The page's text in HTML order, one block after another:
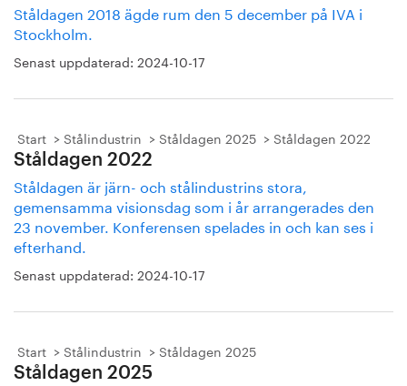
Ståldagen 2018 ägde rum den 5 december på IVA i
Stockholm.
Senast uppdaterad: 2024-10-17
Start Stålindustrin Ståldagen 2025 Ståldagen 2022
Ståldagen 2022
Ståldagen är järn- och stålindustrins stora,
gemensamma visionsdag som i år arrangerades den
23 november. Konferensen spelades in och kan ses i
efterhand.
Senast uppdaterad: 2024-10-17
Start Stålindustrin Ståldagen 2025
Ståldagen 2025